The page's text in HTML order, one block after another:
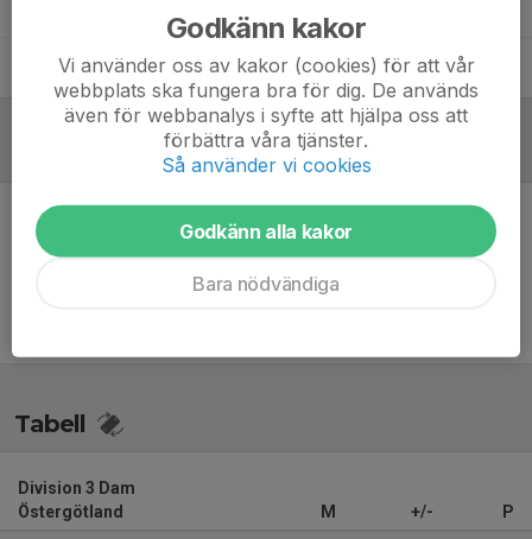
Jonas KarlssonMaterialansvarig
Inget referat skrivet
Tabell
Division 3 Dam
Östergötland
M +/- P
Godkänn kakor
Vi använder oss av kakor (cookies) för att vår
webbplats ska fungera bra för dig. De används
även för webbanalys i syfte att hjälpa oss att
förbättra våra tjänster.
Så använder vi cookies
Godkänn alla kakor
Bara nödvändiga